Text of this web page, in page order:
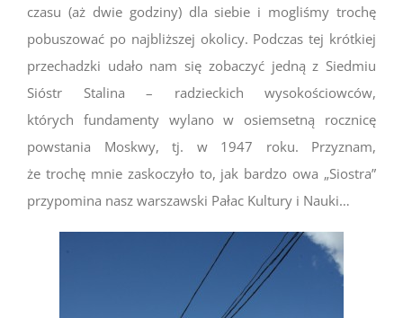
czasu (aż dwie godziny) dla siebie i mogliśmy trochę
pobuszować po najbliższej okolicy. Podczas tej krótkiej
przechadzki udało nam się zobaczyć jedną z Siedmiu
Sióstr Stalina – radzieckich wysokościowców,
których fundamenty wylano w osiemsetną rocznicę
powstania Moskwy, tj. w 1947 roku. Przyznam,
że trochę mnie zaskoczyło to, jak bardzo owa „Siostra”
przypomina nasz warszawski Pałac Kultury i Nauki…